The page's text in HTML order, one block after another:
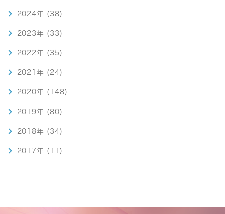
2024年 (38)
2023年 (33)
2022年 (35)
2021年 (24)
2020年 (148)
2019年 (80)
2018年 (34)
2017年 (11)